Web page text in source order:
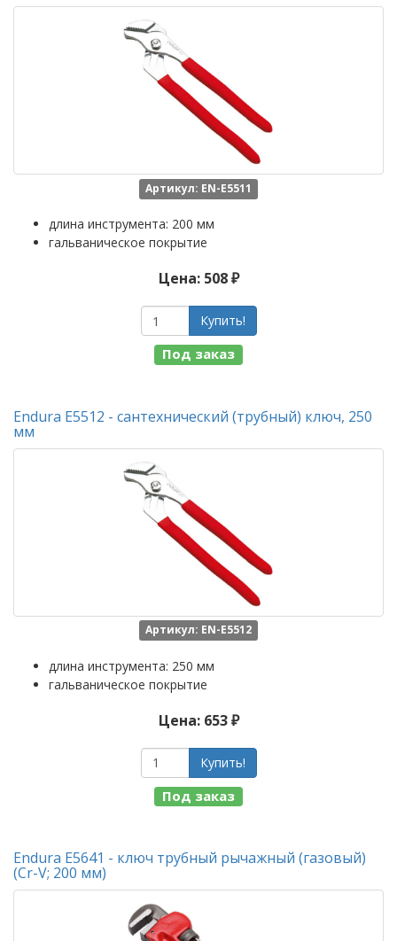
Артикул: EN-E5511
длина инструмента: 200 мм
гальваническое покрытие
Цена: 508 ₽
Купить!
Под заказ
Endura E5512 - сантехнический (трубный) ключ, 250
мм
Артикул: EN-E5512
длина инструмента: 250 мм
гальваническое покрытие
Цена: 653 ₽
Купить!
Под заказ
Endura E5641 - ключ трубный рычажный (газовый)
(Cr-V; 200 мм)